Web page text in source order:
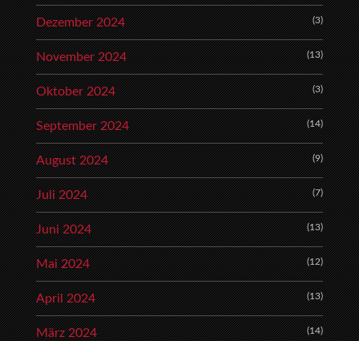
Dezember 2024 (3)
November 2024 (13)
Oktober 2024 (3)
September 2024 (14)
August 2024 (9)
Juli 2024 (7)
Juni 2024 (13)
Mai 2024 (12)
April 2024 (13)
März 2024 (14)